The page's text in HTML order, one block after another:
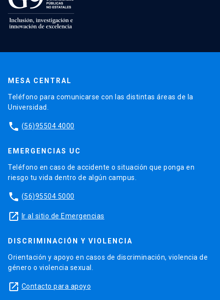
MESA CENTRAL
Teléfono para comunicarse con las distintas áreas de la
Universidad.
phone (56)95504 4000
EMERGENCIAS UC
Teléfono en caso de accidente o situación que ponga en
riesgo tu vida dentro de algún campus.
phone (56)95504 5000
launch Ir al sitio de Emergencias
DISCRIMINACIÓN Y VIOLENCIA
Orientación y apoyo en casos de discriminación, violencia de
género o violencia sexual.
launch Contacto para apoyo